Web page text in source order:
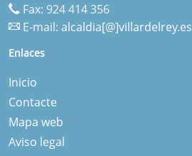
Fax: 924 414 356
E-mail: alcaldia[@]villardelrey.es
Enlaces
Inicio
Contacte
Mapa web
Aviso legal